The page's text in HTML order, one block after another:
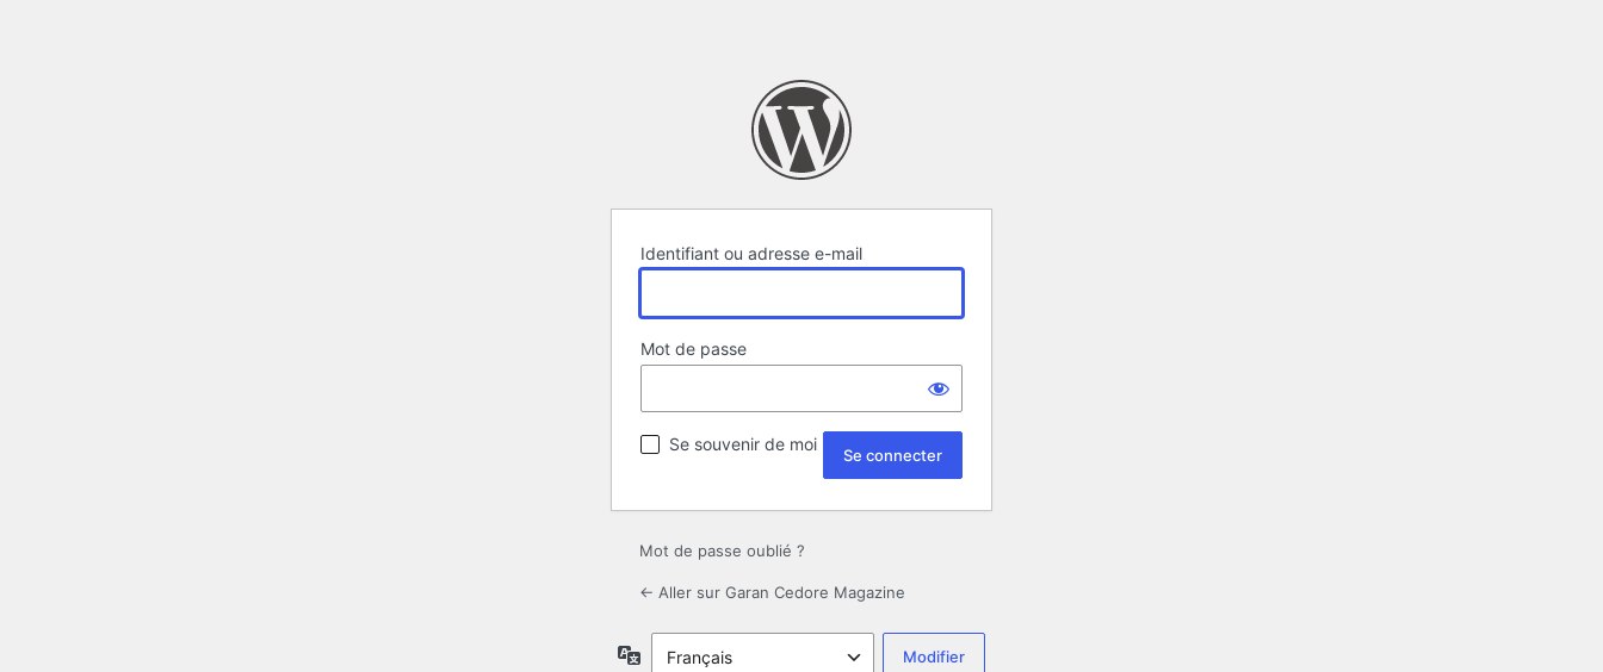
Identifiant ou adresse e-mail
Mot de passe
Se souvenir de moi
Mot de passe oublié ?
← Aller sur Garan Cedore Magazine
Langue